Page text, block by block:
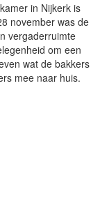
in Nijkerk is
november was de
vergaderruimte
om een
wat de bakkers
mee naar huis.